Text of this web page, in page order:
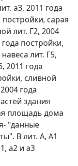
а3, 2011 года
постройки, сарая
лит. Г2, 2004
постройки,
лит. Г5,
2011 года
сливной
года
здания
площадь дома
"данные
В лит. А, А1
а2 и а3